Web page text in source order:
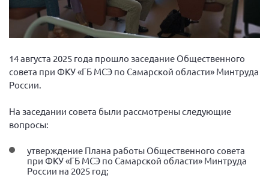
Первый вице-президент Кичигина Н. Ф.
Генеральный директор Матвиевская О.В.
Вице-президент Шишлянников Ф.В.
Информационная служба
Вице-президент Черненко Д.Е.
Вице-президент Чернова А.В.
14 августа 2025 года прошло заседание Общественного
совета при ФКУ «ГБ МСЭ по Самарской области» Минтруда
России.
На заседании совета были рассмотрены следующие
вопросы:
утверждение Плана работы Общественного совета
при ФКУ «ГБ МСЭ по Самарской области» Минтруда
России на 2025 год;